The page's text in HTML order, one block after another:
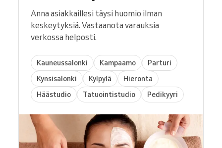
Anna asiakkaillesi täysi huomio ilman
keskeytyksiä. Vastaanota varauksia
verkossa helposti.
Kauneussalonki Kampaamo
Parturi
Kynsisalonki
Kylpylä
Hieronta
Häästudio
Tatuointistudio Pedikyyri